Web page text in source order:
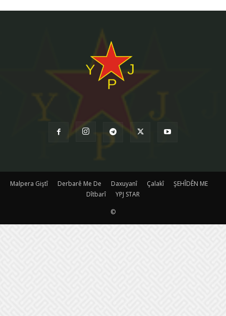
Malpera Giştî Derbarê Me De Daxuyanî Çalakî
ŞEHÎDÊN ME
Dîtbarî
YPJ STAR
©